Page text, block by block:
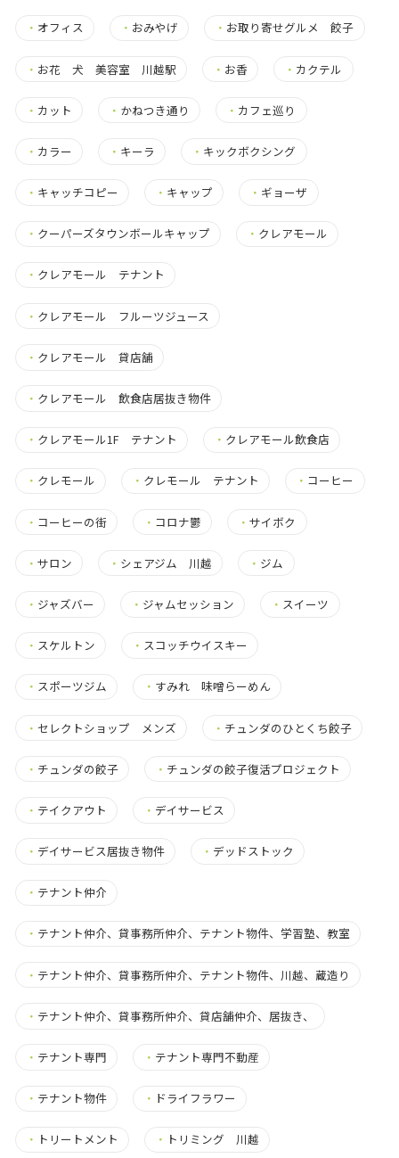
・ オフィス ・ おみやげ ・ お取り寄せグルメ 餃子
・ お花 犬 美容室 川越駅 ・ お香 ・ カクテル
・ カット ・ かねつき通り ・ カフェ巡り
・ カラー ・ キーラ ・ キックボクシング
・ キャッチコピー ・ キャップ ・ ギョーザ
・ クーパーズタウンボールキャップ ・ クレアモール
・ クレアモール テナント
・ クレアモール フルーツジュース
・ クレアモール 貸店舗
・ クレアモール 飲食店居抜き物件
・ クレアモール1F テナント ・ クレアモール飲食店
・ クレモール ・ クレモール テナント ・ コーヒー
・ コーヒーの街 ・ コロナ鬱 ・サイボク
・ サロン ・ シェアジム 川越 ・ ジム
・ ジャズバー ・ ジャムセッション ・ スイーツ
・ スケルトン ・ スコッチウイスキー
・ スポーツジム ・ すみれ 味噌らーめん
・ セレクトショップ メンズ ・ チュンダのひとくち餃子
・ チュンダの餃子 ・ チュンダの餃子復活プロジェクト
・ テイクアウト ・ デイサービス
・ デイサービス居抜き物件 ・ デッドストック
・ テナント仲介
・ テナント仲介、貸事務所仲介、テナント物件、学習塾、教室
・ テナント仲介、貸事務所仲介、テナント物件、川越、蔵造り
・ テナント仲介、貸事務所仲介、貸店舗仲介、居抜き、
・ テナント専門 ・ テナント専門不動産
・ テナント物件 ・ ドライフラワー
・ トリートメント ・ トリミング 川越